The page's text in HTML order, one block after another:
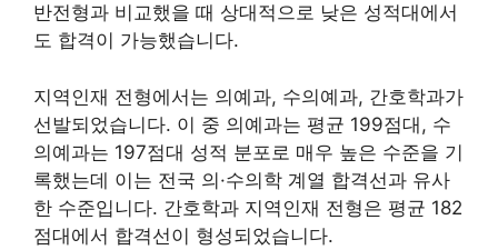
반전형과 비교했을 때 상대적으로 낮은 성적대에서
도 합격이 가능했습니다.
지역인재 전형에서는 의예과, 수의예과, 간호학과가
선발되었습니다. 이 중 의예과는 평균 199점대, 수
의예과는 197점대 성적 분포로 매우 높은 수준을 기
록했는데 이는 전국 의·수의학 계열 합격선과 유사
한 수준입니다. 간호학과 지역인재 전형은 평균 182
점대에서 합격선이 형성되었습니다.